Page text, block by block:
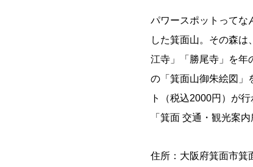
パワースポットってな
した箕面山。その森
江寺」「勝尾寺」を年
の「箕面山御朱絵図」
ト（税込2000円）が
「箕面 交通・観光案
住所：大阪府箕面市箕